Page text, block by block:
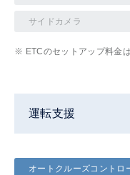
サイドカメラ
※ ETCのセットアップ料金
運転支援
オートクルーズコントロ